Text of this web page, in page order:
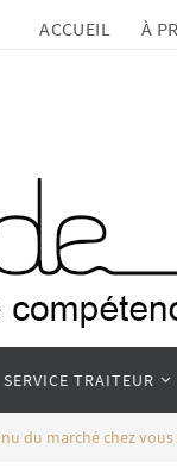
ACCUEIL À
SERVICE TRAITEUR
du marché chez